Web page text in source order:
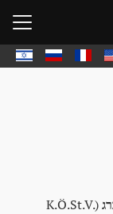
Français
Русский
(K.Ö.St.V.